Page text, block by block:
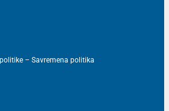
– Savremena politika